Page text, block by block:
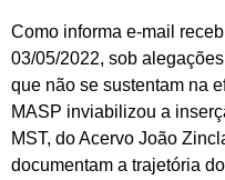
Como informa e-mail
03/05/2022, sob
que não se sustentam na
MASP inviabilizou a
MST, do Acervo João
documentam a trajetória